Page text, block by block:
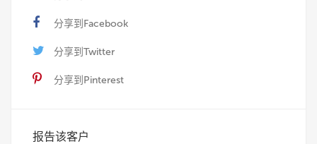
分享到Facebook
分享到Twitter
分享到Pinterest
报告该客户